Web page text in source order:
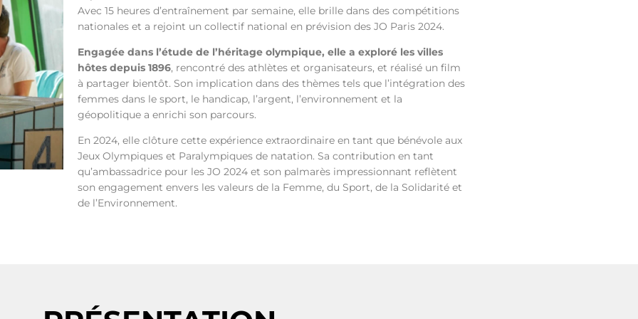
Avec 15 heures d’entraînement par semaine, elle brille dans des compétitions
nationales et a rejoint un collectif national en prévision des JO Paris 2024.
Engagée dans l’étude de l’héritage olympique, elle a exploré les villes
hôtes depuis 1896, rencontré des athlètes et organisateurs, et réalisé un film
à partager bientôt. Son implication dans des thèmes tels que l’intégration des
femmes dans le sport, le handicap, l’argent, l’environnement et la
géopolitique a enrichi son parcours.
En 2024, elle clôture cette expérience extraordinaire en tant que bénévole aux
Jeux Olympiques et Paralympiques de natation. Sa contribution en tant
qu’ambassadrice pour les JO 2024 et son palmarès impressionnant reflètent
son engagement envers les valeurs de la Femme, du Sport, de la Solidarité et
de l’Environnement.